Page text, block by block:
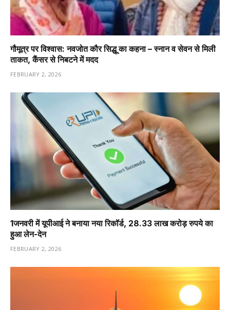
गौमूत्र पर विश्वास: नवजोत कौर सिद्धू का कहना – स्नान व सेवन से मिली
ताकत, कैंसर से निबटने में मदद
FEBRUARY 2, 2026
1️जनवरी में यूपीआई ने बनाया नया रिकॉर्ड, 28.33 लाख करोड़ रुपये का
हुआ लेन-देन
FEBRUARY 2, 2026